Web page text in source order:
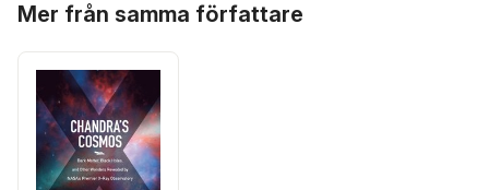
Mer från samma författare